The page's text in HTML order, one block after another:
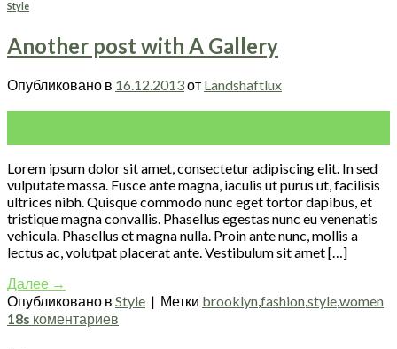
Style
Another post with A Gallery
Опубликовано в 16.12.2013от Landshaftlux
Lorem ipsum dolor sit amet, consectetur adipiscing elit. In sed
vulputate massa. Fusce ante magna, iaculis ut purus ut, facilisis
ultrices nibh. Quisque commodo nunc eget tortor dapibus, et
tristique magna convallis. Phasellus egestas nunc eu venenatis
vehicula. Phasellus et magna nulla. Proin ante nunc, mollis a
lectus ac, volutpat placerat ante. Vestibulum sit amet […]
Далее →
Опубликовано в Style | Метки brooklyn,fashion,style,women
18s коментариев